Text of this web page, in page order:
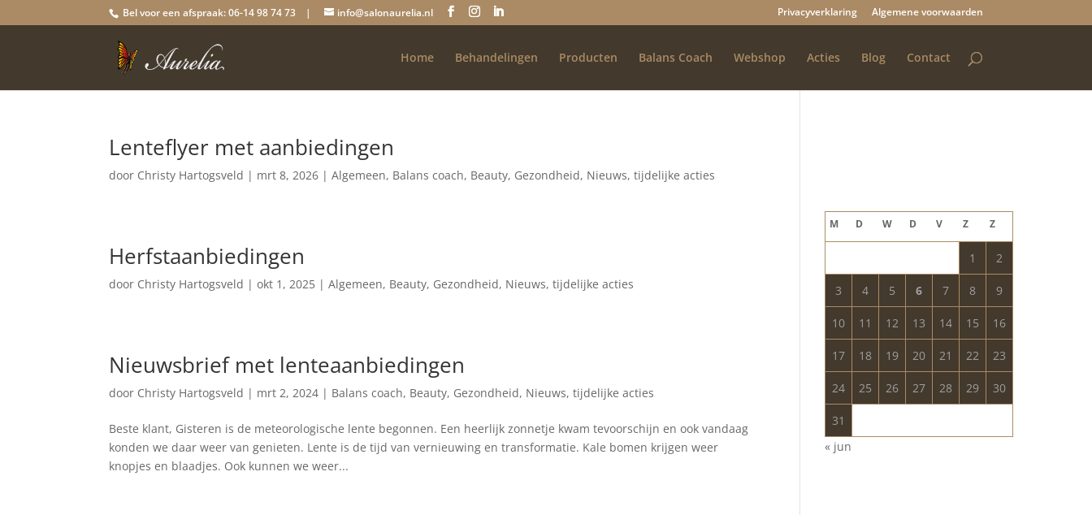
Bel voor een afspraak: 06-14 98 74 73 | info@salonaurelia.nl Privacyverklaring Algemene voorwaarden
Home Behandelingen Producten Balans Coach Webshop Acties Blog Contact
Lenteflyer met aanbiedingen
door Christy Hartogsveld | mrt 8, 2026 |Algemeen, Balans coach, Beauty, Gezondheid, Nieuws,tijdelijke acties
Herfstaanbiedingen
door Christy Hartogsveld |okt 1, 2025 |Algemeen, Beauty, Gezondheid, Nieuws,tijdelijke acties
Nieuwsbrief met lenteaanbiedingen
door Christy Hartogsveld | mrt 2, 2024 | Balans coach, Beauty, Gezondheid, Nieuws,tijdelijke acties
Beste klant, Gisteren is de meteorologische lente begonnen. Een heerlijk zonnetje kwam tevoorschijn en ook vandaag
konden we daar weer van genieten. Lente is de tijd van vernieuwing en transformatie. Kale bomen krijgen weer
knopjes en blaadjes. Ook kunnen we weer...
M D W D V Z Z
1 2
3 4 5 6 7 8 9
10 11 12 13 14 15 16
17 18 19 20 21 22 23
24 25 26 27 28 29 30
31
« jun